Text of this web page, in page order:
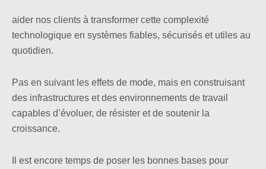
aider nos clients à transformer cette complexité
technologique en systèmes fiables, sécurisés et utiles au
quotidien.
Pas en suivant les effets de mode, mais en construisant
des infrastructures et des environnements de travail
capables d’évoluer, de résister et de soutenir la
croissance.
Il est encore temps de poser les bonnes bases pour